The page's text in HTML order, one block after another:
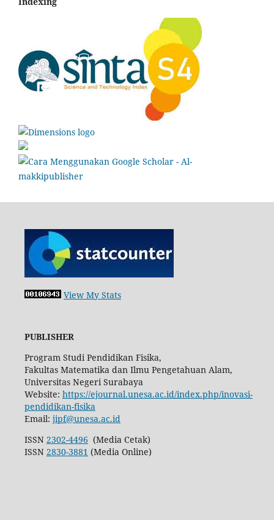
View My Stats
PUBLISHER
Program Studi Pendidikan Fisika,
Fakultas Matematika dan Ilmu Pengetahuan Alam,
Universitas Negeri Surabaya
Website: https://ejournal.unesa.ac.id/index.php/inovasi-
pendidikan-fisika
Email: jipf@unesa.ac.id
ISSN 2302-4496 (Media Cetak)
ISSN 2830-3881 (Media Online)